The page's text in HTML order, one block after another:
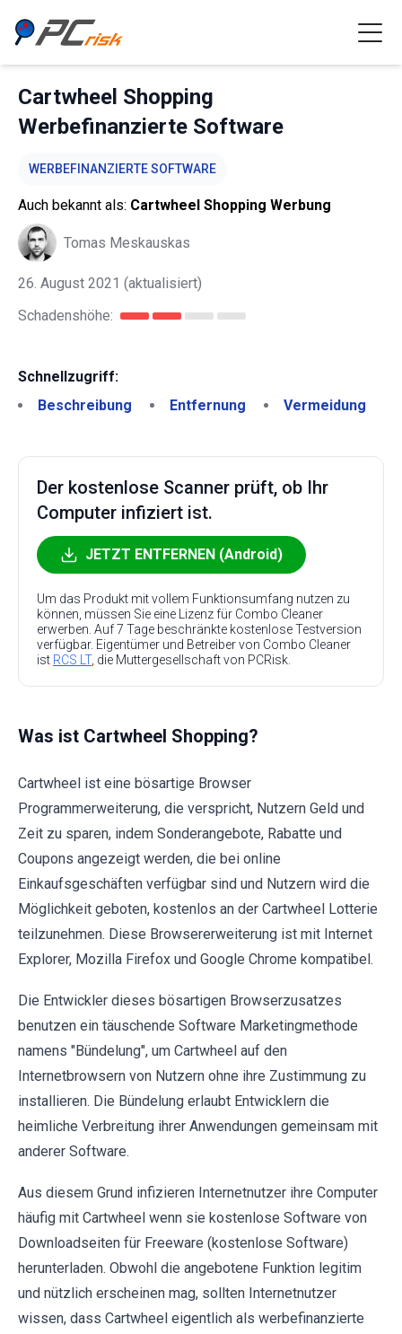
Cartwheel Shopping
Werbefinanzierte Software
WERBEFINANZIERTE SOFTWARE
Auch bekannt als: Cartwheel Shopping Werbung
Tomas Meskauskas
26. August 2021 (aktualisiert)
Schadenshöhe:
Schnellzugriff:
Beschreibung
Entfernung Vermeidung
Der kostenlose Scanner prüft, ob Ihr
Computer infiziert ist.
JETZT ENTFERNEN (Android)
Um das Produkt mit vollem Funktionsumfang nutzen zu
können, müssen Sie eine Lizenz für Combo Cleaner
erwerben. Auf 7 Tage beschränkte kostenlose Testversion
verfügbar. Eigentümer und Betreiber von Combo Cleaner
ist RCS LT, die Muttergesellschaft von PCRisk.
Was ist Cartwheel Shopping?
Cartwheel ist eine bösartige Browser
Programmerweiterung, die verspricht, Nutzern Geld und
Zeit zu sparen, indem Sonderangebote, Rabatte und
Coupons angezeigt werden, die bei online
Einkaufsgeschäften verfügbar sind und Nutzern wird die
Möglichkeit geboten, kostenlos an der Cartwheel Lotterie
teilzunehmen. Diese Browsererweiterung ist mit Internet
Explorer, Mozilla Firefox und Google Chrome kompatibel.
Die Entwickler dieses bösartigen Browserzusatzes
benutzen ein täuschende Software Marketingmethode
namens "Bündelung", um Cartwheel auf den
Internetbrowsern von Nutzern ohne ihre Zustimmung zu
installieren. Die Bündelung erlaubt Entwicklern die
heimliche Verbreitung ihrer Anwendungen gemeinsam mit
anderer Software.
Aus diesem Grund infizieren Internetnutzer ihre Computer
häufig mit Cartwheel wenn sie kostenlose Software von
Downloadseiten für Freeware (kostenlose Software)
herunterladen. Obwohl die angebotene Funktion legitim
und nützlich erscheinen mag, sollten Internetnutzer
wissen, dass Cartwheel eigentlich als werbefinanzierte